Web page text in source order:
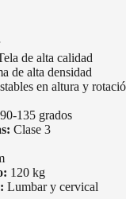
de alta calidad
de alta densidad
en altura y
90-135 grados
Clase 3
120 kg
Lumbar y cervical